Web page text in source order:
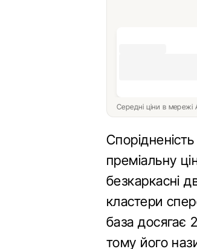
Середні ціни в
преміальну
безкаркасні
кластери
база досягає
тому його